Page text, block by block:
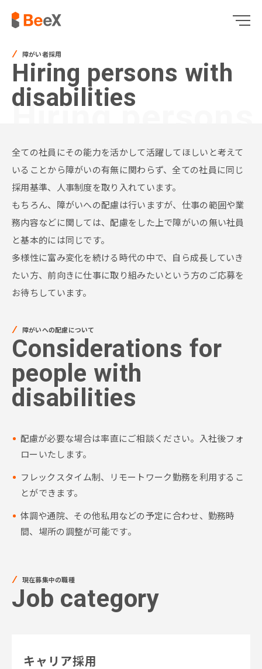
障がい者採用
Hiring persons with
disabilities
Hiring
全ての社員にその能力を活かして活躍してほしいと考えて
いることから障がいの有無に関わらず、全ての社員に同じ
採用基準、人事制度を取り入れています。
もちろん、障がいへの配慮は行いますが、仕事の範囲や業
務内容などに関しては、配慮をした上で障がいの無い社員
と基本的には同じです。
多様性に富み変化を続ける時代の中で、自ら成長していき
たい方、前向きに仕事に取り組みたいという方のご応募を
お待ちしています。
障がいへの配慮について
Considerations for
people with
disabilities
配慮が必要な場合は率直にご相談ください。入社後フォ
ローいたします。
フレックスタイム制、リモートワーク勤務を利用するこ
とができます。
体調や通院、その他私用などの予定に合わせ、勤務時
間、場所の調整が可能です。
現在募集中の職種
Job category
キャリア採用